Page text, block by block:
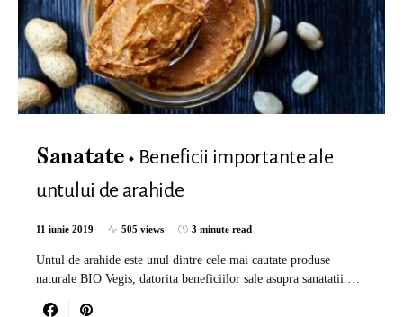
Sanatate
Beneficii importante ale
untului de arahide
11 iunie 2019 505 views 3 minute read
Untul de arahide este unul dintre cele mai cautate produse
naturale BIO Vegis, datorita beneficiilor sale asupra sanatatii.…